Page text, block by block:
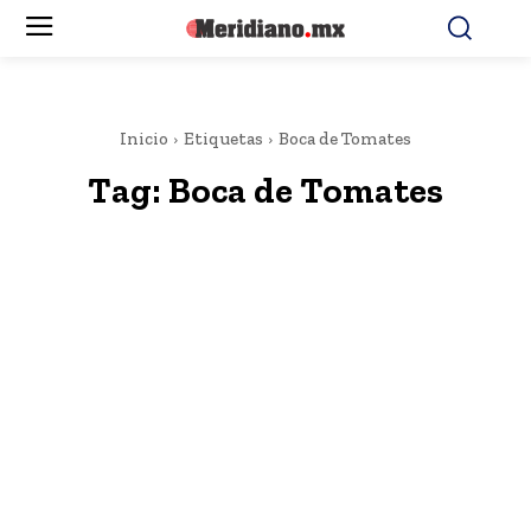
Inicio Etiquetas Boca de Tomates
Tag: Boca de Tomates